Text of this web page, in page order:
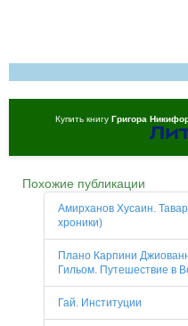
Купить книгу Григора
Похожие публикации
Амирханов Хусаин.
хроники)
Плано Карпини
Гильом. Путешествие в
Гай. Институции